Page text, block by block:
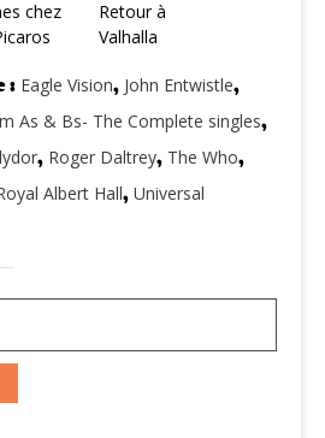
chez
Retour à
Valhalla
: Eagle Vision, John Entwistle,
As & Bs- The Complete singles,
, Roger Daltrey, The Who,
Albert Hall, Universal